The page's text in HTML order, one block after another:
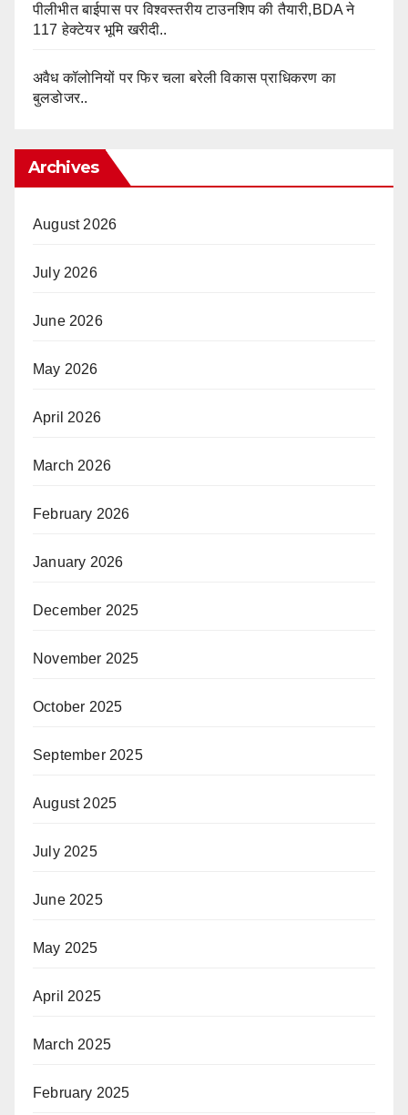
पीलीभीत बाईपास पर विश्वस्तरीय टाउनशिप की तैयारी,BDA ने
117 हेक्टेयर भूमि खरीदी..
अवैध कॉलोनियों पर फिर चला बरेली विकास प्राधिकरण का
बुलडोजर..
Archives
August 2026
July 2026
June 2026
May 2026
April 2026
March 2026
February 2026
January 2026
December 2025
November 2025
October 2025
September 2025
August 2025
July 2025
June 2025
May 2025
April 2025
March 2025
February 2025